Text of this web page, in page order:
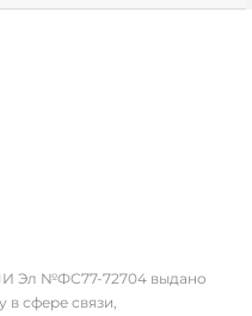
Эл №ФС77-72704 выдано
сфере связи,